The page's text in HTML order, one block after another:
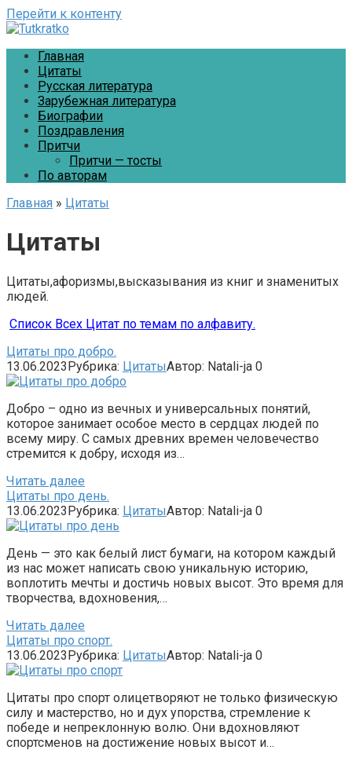
Перейти к контенту
Главная
Цитаты
Русская литература
Зарубежная литература
Биографии
Поздравления
Притчи
Притчи — тосты
По авторам
Главная » Цитаты
Цитаты
Цитаты,афоризмы,высказывания из книг и знаменитых
людей.
Список Всех Цитат по темам по алфавиту.
Цитаты про добро.
13.06.2023Рубрика: ЦитатыАвтор: Natali-ja 0
Добро – одно из вечных и универсальных понятий,
которое занимает особое место в сердцах людей по
всему миру. С самых древних времен человечество
стремится к добру, исходя из…
Читать далее
Цитаты про день.
13.06.2023Рубрика: ЦитатыАвтор: Natali-ja 0
День — это как белый лист бумаги, на котором каждый
из нас может написать свою уникальную историю,
воплотить мечты и достичь новых высот. Это время для
творчества, вдохновения,…
Читать далее
Цитаты про спорт.
13.06.2023Рубрика: ЦитатыАвтор: Natali-ja 0
Цитаты про спорт олицетворяют не только физическую
силу и мастерство, но и дух упорства, стремление к
победе и непреклонную волю. Они вдохновляют
спортсменов на достижение новых высот и…